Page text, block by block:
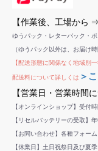
【作業後、工場から
ゆうパック・レターパック・
（ゆうパック以外は、お届け
【配送形態に関係なく地域別
配送料について詳しくは ＞
【営業日・営業時間に
【オンラインショップ】受付
【リセルバッテリーの受取】年
【お問い合わせ】各種フォー
【休業日】土日祝祭日及び夏